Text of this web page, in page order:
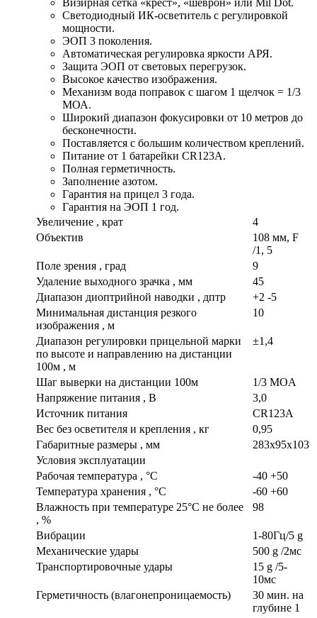
Светодиодный ИК-осветитель с регулировкой
мощности.
ЭОП 3 поколения.
Автоматическая регулировка яркости АРЯ.
Защита ЭОП от световых перегрузок.
Высокое качество изображения.
Механизм вода поправок с шагом 1 щелчок = 1/3
МОА.
Широкий диапазон фокусировки от 10 метров до
бесконечности.
Поставляется с большим количеством креплений.
Питание от 1 батарейки CR123A.
Полная герметичность.
Заполнение азотом.
Гарантия на прицел 3 года.
Гарантия на ЭОП 1 год.
Увеличение , крат
4
Объектив
108 мм, F
/1, 5
Поле зрения , град
9
Удаление выходного зрачка , мм
45
Диапазон диоптрийной наводки , дптр
+2 -5
Минимальная дистанция резкого
изображения , м
10
Диапазон регулировки прицельной марки
по высоте и направлению на дистанции
100м , м
±1,4
Шаг выверки на дистанции 100м
1/3 MOA
Напряжение питания , В
3,0
Источник питания
CR123A
Вес без осветителя и крепления , кг
0,95
Габаритные размеры , мм
283x95x103
Условия эксплуатации
Рабочая температура , °С
-40 +50
Температура хранения , °С
-60 +60
Влажность при температуре 25°С не более
, %
98
Вибрации
1-80Гц/5 g
Механические удары
500 g /2мс
Транспортировочные удары
15 g /5-
10мс
Герметичность (влагонепроницаемость)
30 мин. на
глубине 1